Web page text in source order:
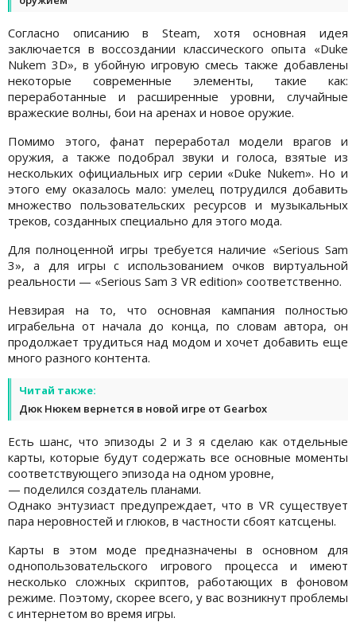
Согласно описанию в Steam, хотя основная идея
заключается в воссоздании классического опыта «Duke
Nukem 3D», в убойную игровую смесь также добавлены
некоторые современные элементы, такие как:
переработанные и расширенные уровни, случайные
вражеские волны, бои на аренах и новое оружие.
Помимо этого, фанат переработал модели врагов и
оружия, а также подобрал звуки и голоса, взятые из
нескольких официальных игр серии «Duke Nukem». Но и
этого ему оказалось мало: умелец потрудился добавить
множество пользовательских ресурсов и музыкальных
треков, созданных специально для этого мода.
Для полноценной игры требуется наличие «Serious Sam
3», а для игры с использованием очков виртуальной
реальности — «Serious Sam 3 VR edition» соответственно.
Невзирая на то, что основная кампания полностью
играбельна от начала до конца, по словам автора, он
продолжает трудиться над модом и хочет добавить еще
много разного контента.
Читай также:
Дюк Нюкем вернется в новой игре от Gearbox
Есть шанс, что эпизоды 2 и 3 я сделаю как отдельные
карты, которые будут содержать все основные моменты
соответствующего эпизода на одном уровне,
— поделился создатель планами.
Однако энтузиаст предупреждает, что в VR существует
пара неровностей и глюков, в частности сбоят катсцены.
Карты в этом моде предназначены в основном для
однопользовательского игрового процесса и имеют
несколько сложных скриптов, работающих в фоновом
режиме. Поэтому, скорее всего, у вас возникнут проблемы
с интернетом во время игры.